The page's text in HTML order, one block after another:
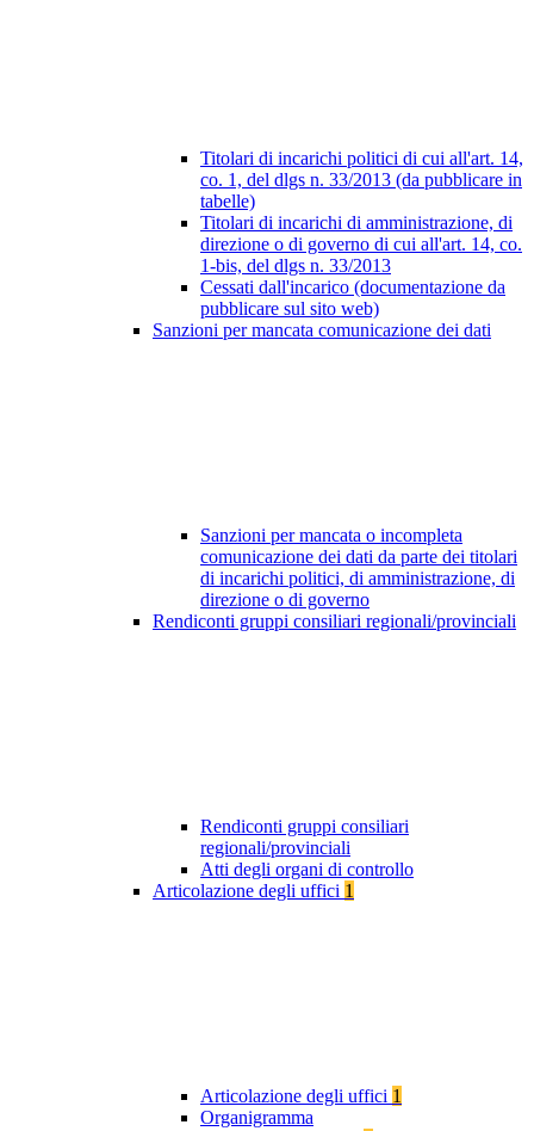
Titolari di incarichi politici di cui all'art. 14,
co. 1, del dlgs n. 33/2013 (da pubblicare in
tabelle)
Titolari di incarichi di amministrazione, di
direzione o di governo di cui all'art. 14, co.
1-bis, del dlgs n. 33/2013
Cessati dall'incarico (documentazione da
pubblicare sul sito web)
Sanzioni per mancata comunicazione dei dati
Sanzioni per mancata o incompleta
comunicazione dei dati da parte dei titolari
di incarichi politici, di amministrazione, di
direzione o di governo
Rendiconti gruppi consiliari regionali/provinciali
Rendiconti gruppi consiliari
regionali/provinciali
Atti degli organi di controllo
Articolazione degli uffici 1
Articolazione degli uffici 1
Organigramma